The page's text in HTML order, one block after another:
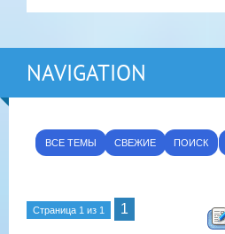
NAVIGATION
ВСЕ ТЕМЫ СВЕЖИЕ ПОИСК
Страница 1 из 1 1